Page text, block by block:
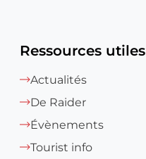
Ressources utiles
Actualités
De Raider
Évènements
Tourist info